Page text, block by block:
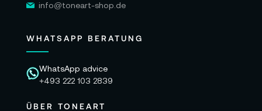
info@toneart-shop.de
WHATSAPP BERATUNG
WhatsApp advice
+493 222 103 2839
ÜBER TONEART